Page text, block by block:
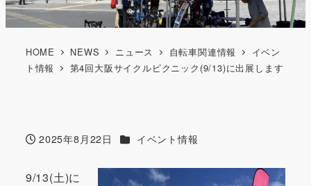
HOME NEWS ニュース 自転車関連情報
イベン
ト情報
第4回大阪サイクルピクニック(9/13)に出展します
投稿日
2025年8月22日 カテゴリー
イベント情報
9/13(土)に